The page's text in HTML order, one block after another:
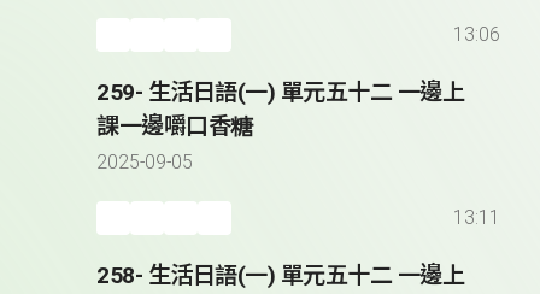
13:06
259- 生活日語(一) 單元五十二 一邊上
課一邊嚼口香糖
2025-09-05
13:11
258- 生活日語(一) 單元五十二 一邊上